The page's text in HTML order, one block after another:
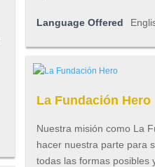
Language Offered
La Fundación Hero
Nuestra misión como La
hacer nuestra parte para
todas las formas posibles